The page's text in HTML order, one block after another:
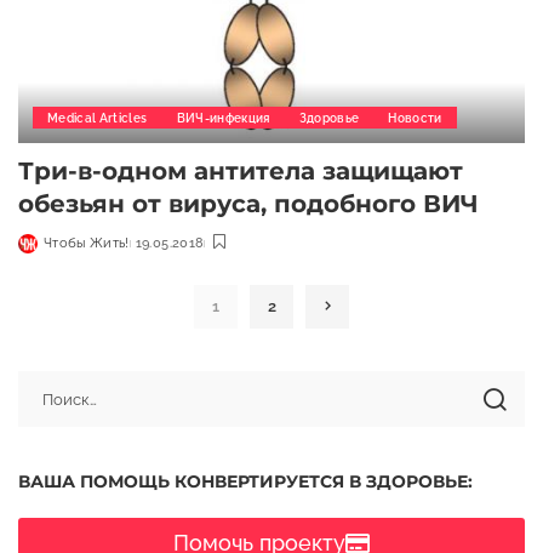
Medical Articles ВИЧ-инфекция Здоровье Новости
Три-в-одном антитела защищают
обезьян от вируса, подобного ВИЧ
Чтобы Жить! 19.05.2018
1 2
ВАША ПОМОЩЬ КОНВЕРТИРУЕТСЯ В ЗДОРОВЬЕ:
Помочь проекту